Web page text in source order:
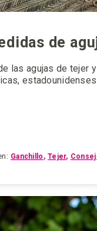
de
las agujas de tejer
Ganchillo Tejer